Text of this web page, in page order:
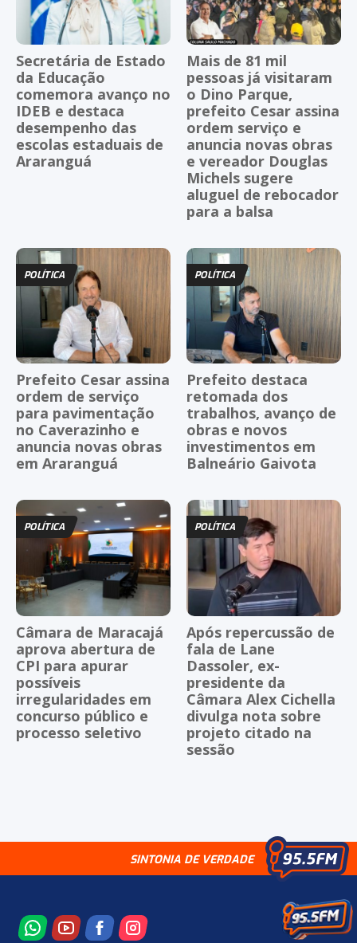
Secretária de Estado
da Educação
comemora avanço no
IDEB e destaca
desempenho das
escolas estaduais de
Araranguá
Mais de 81 mil
pessoas já visitaram
o Dino Parque,
prefeito Cesar assina
ordem serviço e
anuncia novas obras
e vereador Douglas
Michels sugere
aluguel de rebocador
para a balsa
POLÍTICA
Prefeito Cesar assina
ordem de serviço
para pavimentação
no Caverazinho e
anuncia novas obras
em Araranguá
POLÍTICA
Prefeito destaca
retomada dos
trabalhos, avanço de
obras e novos
investimentos em
Balneário Gaivota
POLÍTICA
Câmara de Maracajá
aprova abertura de
CPI para apurar
possíveis
irregularidades em
concurso público e
processo seletivo
POLÍTICA
Após repercussão de
fala de Lane
Dassoler, ex-
presidente da
Câmara Alex Cichella
divulga nota sobre
projeto citado na
sessão
SINTONIA DE VERDADE